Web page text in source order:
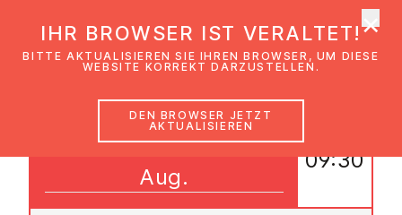
08
Aug.
09:30
IHR BROWSER IST VERALTET!
BITTE AKTUALISIEREN SIE IHREN BROWSER, UM DIESE
WEBSITE KORREKT DARZUSTELLEN.
DEN BROWSER JETZT
AKTUALISIEREN
×